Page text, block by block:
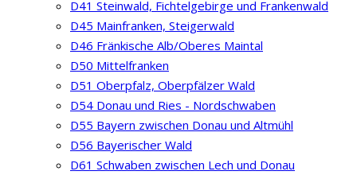
D41 Steinwald, Fichtelgebirge und Frankenwald
D45 Mainfranken, Steigerwald
D46 Fränkische Alb/Oberes Maintal
D50 Mittelfranken
D51 Oberpfalz, Oberpfälzer Wald
D54 Donau und Ries - Nordschwaben
D55 Bayern zwischen Donau und Altmühl
D56 Bayerischer Wald
D61 Schwaben zwischen Lech und Donau